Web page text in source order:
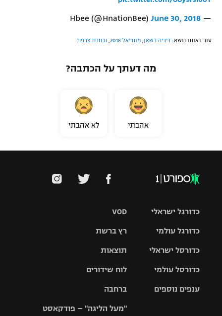
— Hbee (@HnationBee)
June 30, 2018
עוד באותו נושא: דידיה דשאן, מונדיאל 2018 , נבחרת צרפת
מה דעתך על הכתבה?
אהבתי לא אהבתי
VOD
רץ ברשת
תוצאות
לוח שידורים
ברחבה
"מעל הליגה" – פודקאסט
כדורגל ישראלי
גביע הטוטו
כדורגל עולמי
האלופות
ליגה
כדורסל ישראלי
סל
כדורסל עולמי
ענפים נוספים